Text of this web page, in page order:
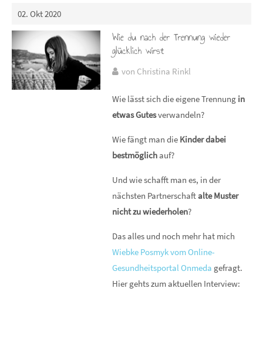
02. Okt 2020
Wie du nach der Trennung wieder
glücklich wirst
von Christina Rinkl
Wie lässt sich die eigene Trennung in
etwas Gutesverwandeln?
Wie fängt man die Kinder dabei
bestmöglichauf?
Und wie schafft man es, in der
nächsten Partnerschaft alte Muster
nicht zu wiederholen?
Das alles und noch mehr hat mich
Wiebke Posmyk vom Online-
Gesundheitsportal Onmeda gefragt.
Hier gehts zum aktuellen Interview: